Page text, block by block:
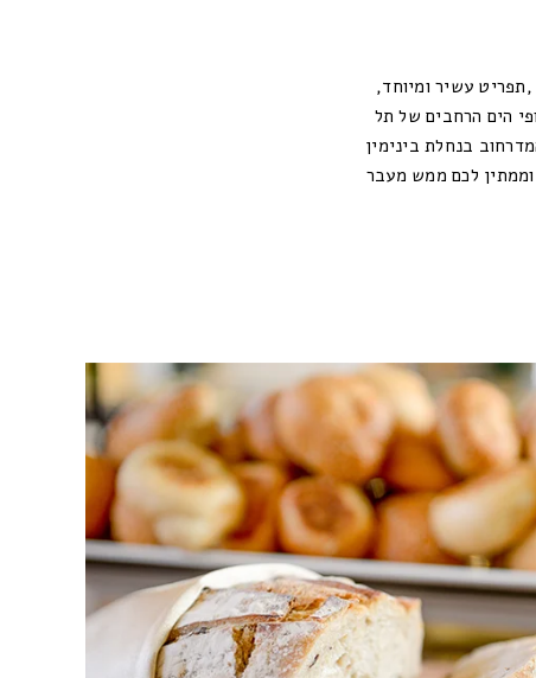
,תפריט עשיר ומיוחד,
הים הרחבים של תל
בנחלת בינימין
לכם ממש מעבר